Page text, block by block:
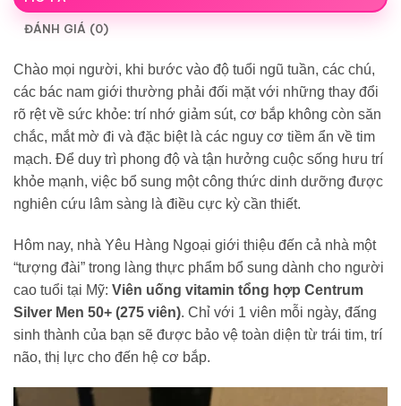
ĐÁNH GIÁ (0)
Chào mọi người, khi bước vào độ tuổi ngũ tuần, các chú,
các bác nam giới thường phải đối mặt với những thay đổi
rõ rệt về sức khỏe: trí nhớ giảm sút, cơ bắp không còn săn
chắc, mắt mờ đi và đặc biệt là các nguy cơ tiềm ẩn về tim
mạch. Để duy trì phong độ và tận hưởng cuộc sống hưu trí
khỏe mạnh, việc bổ sung một công thức dinh dưỡng được
nghiên cứu lâm sàng là điều cực kỳ cần thiết.
Hôm nay, nhà Yêu Hàng Ngoại giới thiệu đến cả nhà một
“tượng đài” trong làng thực phẩm bổ sung dành cho người
cao tuổi tại Mỹ: Viên uống vitamin tổng hợp Centrum
Silver Men 50+ (275 viên). Chỉ với 1 viên mỗi ngày, đấng
sinh thành của bạn sẽ được bảo vệ toàn diện từ trái tim, trí
não, thị lực cho đến hệ cơ bắp.